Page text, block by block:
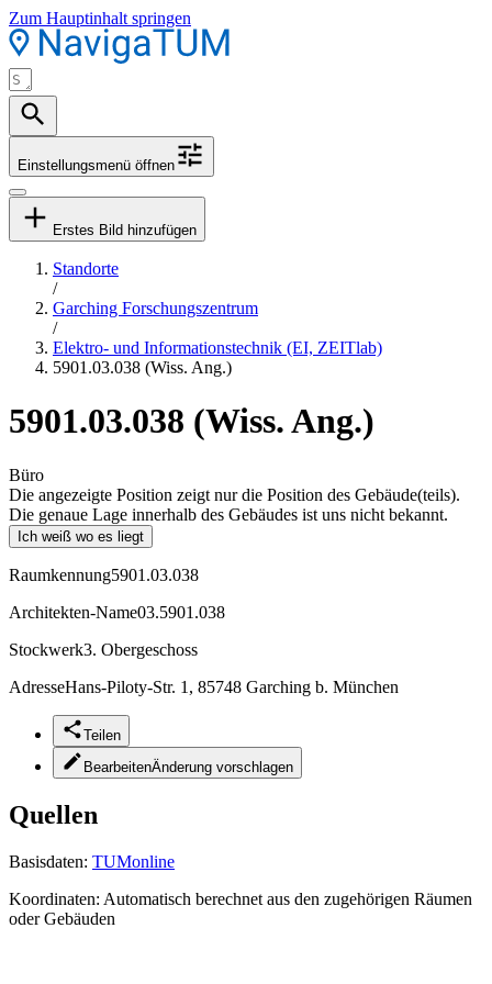
Zum Hauptinhalt springen
Einstellungsmenü öffnen
Erstes Bild hinzufügen
Standorte
/
Garching Forschungszentrum
/
Elektro- und Informationstechnik (EI, ZEITlab)
5901.03.038 (Wiss. Ang.)
5901.03.038 (Wiss. Ang.)
Büro
Die angezeigte Position zeigt nur die Position des Gebäude(teils).
Die genaue Lage innerhalb des Gebäudes ist uns nicht bekannt.
Ich weiß wo es liegt
Raumkennung5901.03.038
Architekten-Name03.5901.038
Stockwerk3. Obergeschoss
AdresseHans-Piloty-Str. 1, 85748 Garching b. München
Teilen
BearbeitenÄnderung vorschlagen
Quellen
Basisdaten: TUMonline
Koordinaten: Automatisch berechnet aus den zugehörigen Räumen
oder Gebäuden